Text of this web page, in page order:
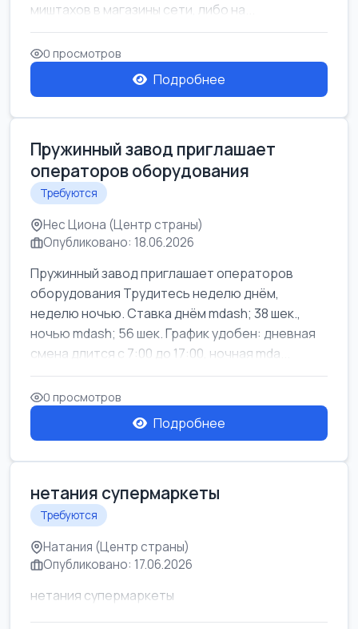
миштахов в магазины сети, либо на...
0 просмотров
Подробнее
Пружинный завод приглашает
операторов оборудования
Требуются
Нес Циона (Центр страны)
Опубликовано: 18.06.2026
Пружинный завод приглашает операторов
оборудования Трудитесь неделю днём,
неделю ночью. Ставка днём mdash; 38 шек.,
ночью mdash; 56 шек. График удобен: дневная
смена длится с 7:00 до 17:00, ночная mda...
0 просмотров
Подробнее
нетания супермаркеты
Требуются
Натания (Центр страны)
Опубликовано: 17.06.2026
нетания супермаркеты